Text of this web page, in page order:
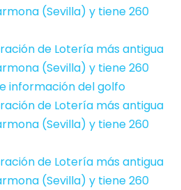
(Sevilla) y tiene 260
de Lotería más antigua
(Sevilla) y tiene 260
información del golfo
de Lotería más antigua
(Sevilla) y tiene 260
de Lotería más antigua
(Sevilla) y tiene 260